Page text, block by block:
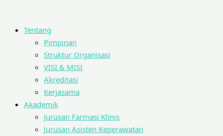
Tentang
Pimpinan
Struktur Organisasi
VISI & MISI
Akreditasi
Kerjasama
Akademik
Jurusan Farmasi Klinis
Jurusan Asisten Keperawatan